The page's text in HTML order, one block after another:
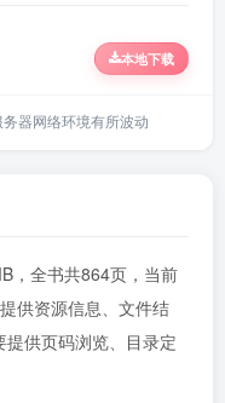
本地下载
器网络环境有所波动
，全书共864页，当前
供资源信息、文件结
供页码浏览、目录定